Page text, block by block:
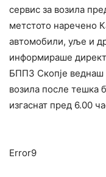
сервис за возила
метстото наречено
автомобили, уље и
информираше
БППЗ Скопје веднаш
возила после тешка
изгаснат пред 6.00
Error9